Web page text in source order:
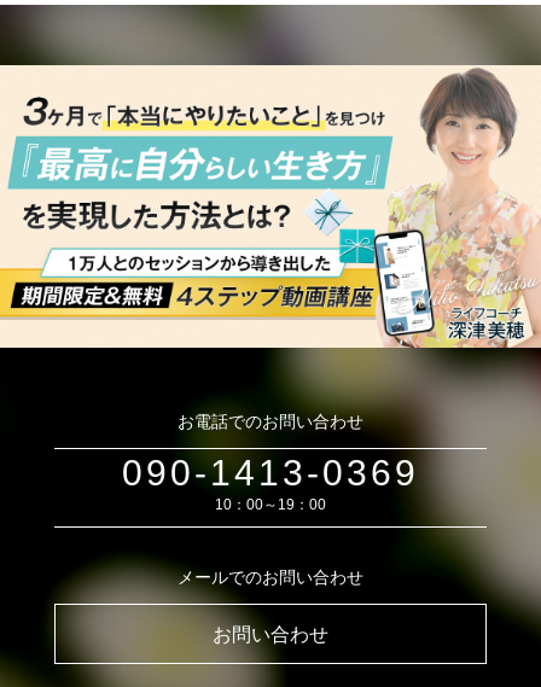
お電話でのお問い合わせ
090-1413-0369
10：00～19：00
メールでのお問い合わせ
お問い合わせ